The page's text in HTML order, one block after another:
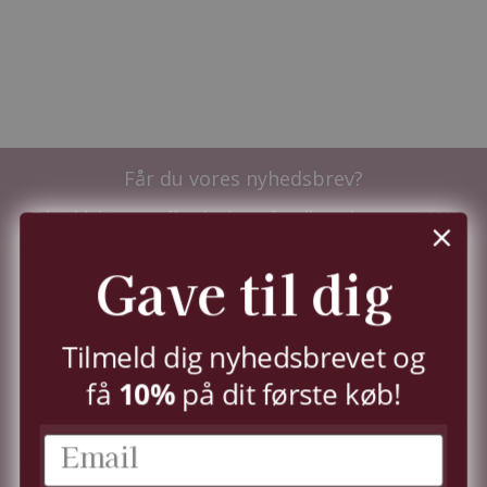
Får du vores nyhedsbrev?
Tilmeld dig nu og få nyhederne før alle andre - samt10%
persondatapolitik.
TILMELD
Gave til dig
Tilmeld dig nyhedsbrevet og
få 10%på dit første køb!